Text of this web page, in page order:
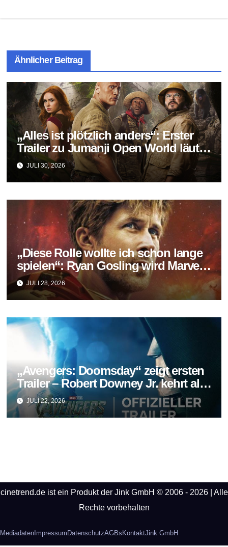
Ähnlicher Beitrag
„Alles ist plötzlich anders“: Erster
Trailer zu Jumanji Open World läutet
das Finale der Reihe ein
JULI 30, 2026
„Diese Rolle wollte ich schon lange
spielen“: Ryan Gosling wird Marvels
neuer Ghost Rider
JULI 28, 2026
„Avengers: Doomsday“ zeigt ersten
Trailer – Robert Downey Jr. kehrt als
Doctor Doom zurück
JULI 22, 2026
cinetrend.de ist ein Produkt der Jink GmbH © 2006 - 2026 | Alle
Rechte vorbehalten
Mediadaten Impressum DatenschutzAGBs KontaktJink GmbH